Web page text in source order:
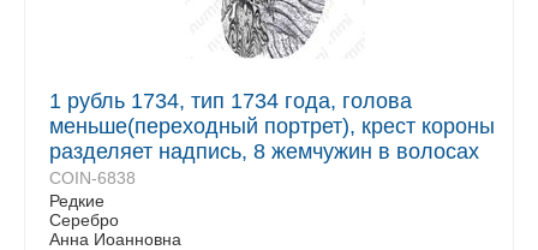
1 рубль 1734, тип 1734 года, голова
меньше(переходный портрет), крест короны
разделяет надпись, 8 жемчужин в волосах
COIN-6838
Редкие
Серебро
Анна Иоанновна